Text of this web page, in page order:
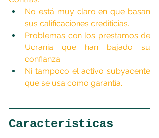
No está muy claro en que basan
sus calificaciones crediticias.
Problemas con los prestamos de
Ucrania que han bajado su
confianza.
Ni tampoco el activo subyacente
que se usa como garantía.
Características